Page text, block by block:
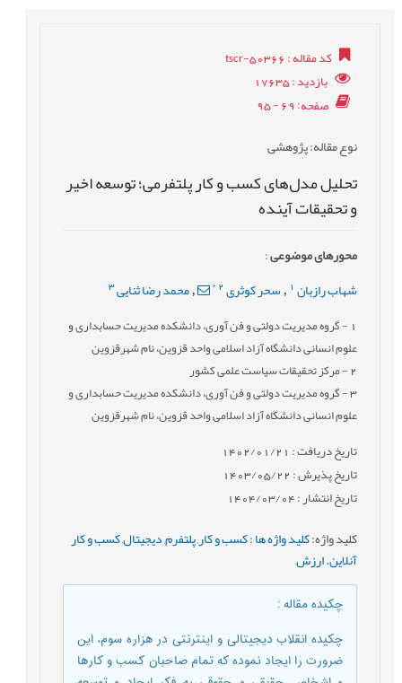
کد مقاله: tscr-50366
بازدید: 17635
صفحه: 69 - 95
نوع مقاله: پژوهشی
تحلیل مدل‌های کسب و کار پلتفرمی؛ توسعه اخیر
و تحقیقات آینده
محورهای موضوعی:
شهاب رازبان , سحر کوثری 2
*
,محمد رضا ثنایی 3
- گروه مدیریت دولتی و فن آوری، دانشکده مدیریت حسابداری و
علوم انسانی دانشگاه آزاد اسلامی واحد قزوین، نام شهرقزوین
2- مرکز تحقیقات سیاست علمی کشور
3- گروه مدیریت دولتی و فن آوری، دانشکده مدیریت حسابداری و
علوم انسانی دانشگاه آزاد اسلامی واحد قزوین، نام شهرقزوین
تاریخ دریافت : 1402/01/21
تاریخ پذیرش : 1403/05/22
تاریخ انتشار : 1404/03/04
کلید واژه:کلید واژه ها : کسب و کار,پلتفرم,دیجیتال,کسب و کار
آنلاین. ارزش,
چکیده مقاله:
چكيده انقلاب دیجیتالی و اینترنتی در هزاره سوم، این
ضرورت را ایجاد نموده که تمام صاحبان کسب و کارها